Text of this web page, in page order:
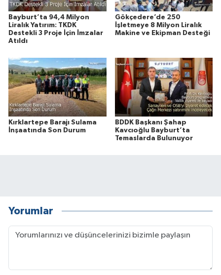
Bayburt’ta 94,4 Milyon
Liralık Yatırım: TKDK
Destekli 3 Proje İçin İmzalar
Atıldı
Gökçedere’de 250
İşletmeye 8 Milyon Liralık
Makine ve Ekipman Desteği
Kırklartepe Barajı Sulama
İnşaatında Son Durum
BDDK Başkanı Şahap
Kavcıoğlu Bayburt’ta
Temaslarda Bulunuyor
Yorumlar